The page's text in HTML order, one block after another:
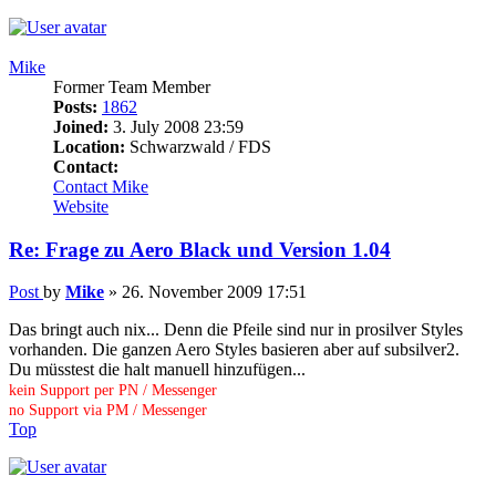
Mike
Former Team Member
Posts: 1862
Joined: 3. July 2008 23:59
Location: Schwarzwald / FDS
Contact:
Contact Mike
Website
Re: Frage zu Aero Black und Version 1.04
Post by Mike » 26. November 2009 17:51
Das bringt auch nix... Denn die Pfeile sind nur in prosilver Styles
vorhanden. Die ganzen Aero Styles basieren aber auf subsilver2.
Du müsstest die halt manuell hinzufügen...
kein Support per PN / Messenger
no Support via PM / Messenger
Top